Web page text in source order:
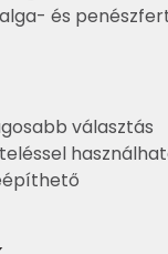
és
választás